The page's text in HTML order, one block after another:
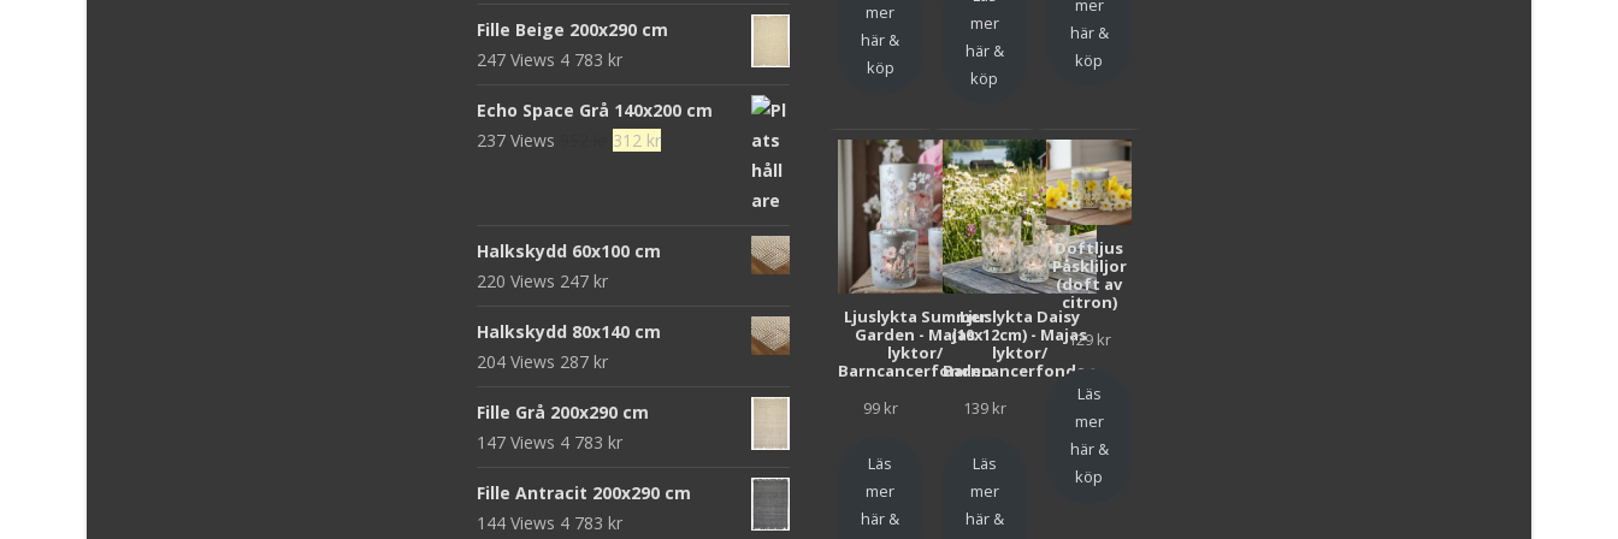
Fille Beige 200x290 cm
247 Views 4 783 kr
Echo Space Grå 140x200 cm
237 Views
Det
952 kr.
312 krDet
Halkskydd 60x100 cm
220 Views 247 kr
Halkskydd 80x140 cm
204 Views 287 kr
Fille Grå 200x290 cm
147 Views 4 783 kr
Fille Antracit 200x290 cm
144 Views 4 783 kr
mer
här &
köp
mer
här &
köp
mer
här &
köp
Ljuslykta Summer
Garden - Majas
lyktor/
Barncancerfonden
99 kr
Läs
mer
här &
Ljuslykta Daisy
(10x12cm) - Majas
lyktor/
Barncancerfonden
139 kr
Läs
mer
här &
Doftljus
Påskliljor
(doft av
citron)
129 kr
Läs
mer
här &
köp